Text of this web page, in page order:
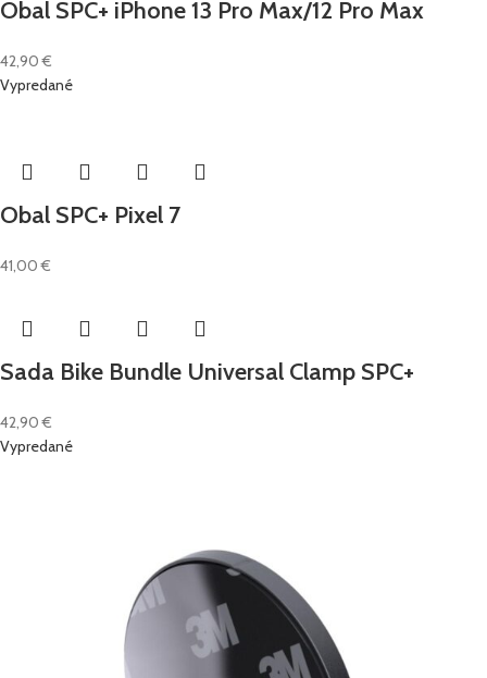
Obal SPC+ iPhone 13 Pro Max/12 Pro Max
42,90€
Vypredané
Obal SPC+ Pixel 7
41,00€
Sada Bike Bundle Universal Clamp SPC+
42,90€
Vypredané